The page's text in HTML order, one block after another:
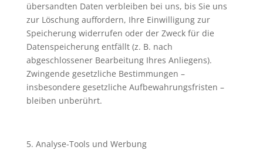
übersandten Daten verbleiben bei uns, bis Sie uns
zur Löschung auffordern, Ihre Einwilligung zur
Speicherung widerrufen oder der Zweck für die
Datenspeicherung entfällt (z. B. nach
abgeschlossener Bearbeitung Ihres Anliegens).
Zwingende gesetzliche Bestimmungen –
insbesondere gesetzliche Aufbewahrungsfristen –
bleiben unberührt.
5. Analyse-Tools und Werbung